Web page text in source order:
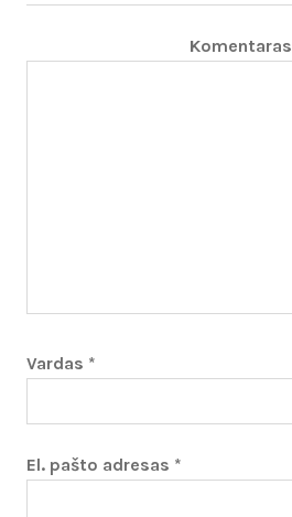
Komentaras
Vardas *
El. pašto adresas *